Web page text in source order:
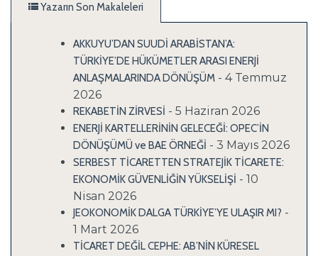
Yazarın Son Makaleleri
AKKUYU’DAN SUUDİ ARABİSTAN’A:
TÜRKİYE’DE HÜKÜMETLER ARASI ENERJİ
ANLAŞMALARINDA DÖNÜŞÜM - 4 Temmuz
2026
REKABETİN ZİRVESİ - 5 Haziran 2026
ENERJİ KARTELLERİNİN GELECEĞİ: OPEC’İN
DÖNÜŞÜMÜ ve BAE ÖRNEĞİ - 3 Mayıs 2026
SERBEST TİCARETTEN STRATEJİK TİCARETE:
EKONOMİK GÜVENLİĞİN YÜKSELİŞİ - 10
Nisan 2026
JEOKONOMİK DALGA TÜRKİYE’YE ULAŞIR MI? -
1 Mart 2026
TİCARET DEĞİL CEPHE: AB’NİN KÜRESEL